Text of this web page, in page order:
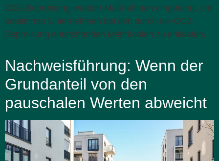
CO2-Bepreisung wurden Maßnahmen eingeführt, um
bestimmte Unternehmen bei den durch die CO2-
Bepreisung entstehenden Mehrkosten zu entlasten.
Nachweisführung: Wenn der
Grundanteil von den
pauschalen Werten abweicht